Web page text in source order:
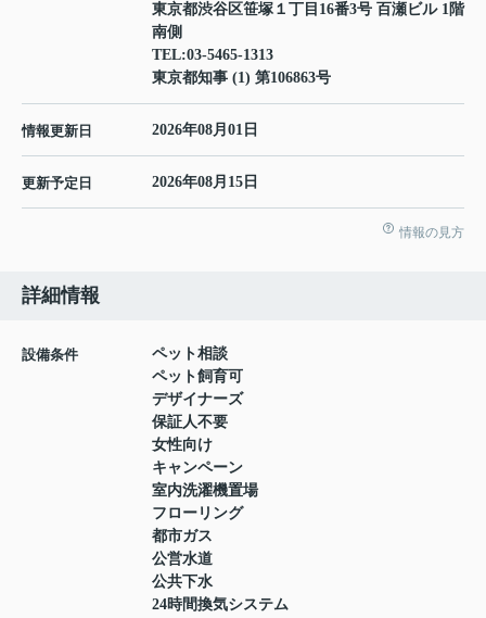
東京都渋谷区笹塚１丁目16番3号 百瀬ビル 1階
南側
TEL:03-5465-1313
東京都知事 (1) 第106863号
情報更新日 2026年08月01日
更新予定日 2026年08月15日
情報の見方
詳細情報
設備条件
ペット相談
ペット飼育可
デザイナーズ
保証人不要
女性向け
キャンペーン
室内洗濯機置場
フローリング
都市ガス
公営水道
公共下水
24時間換気システム